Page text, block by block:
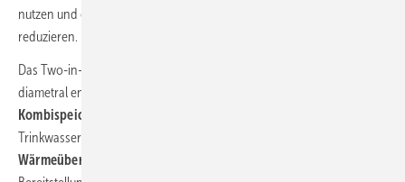
nutzen und energetische Aufwendungen und
reduzieren.
Das Two-in-one-Prinzip des
diametral entgegen. Die Nacherwärmung eines
Kombispeichers
Trinkwassererwärmung, steht dem potenziellen Solarertrag für die
Wärmeübergabe